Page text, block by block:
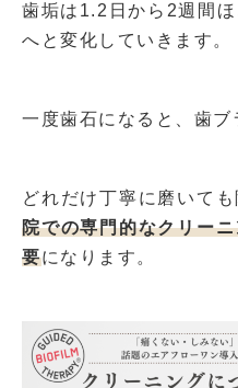
歯垢は1.2日から2週間
へと変化していきます。
一度歯石になると、歯ブ
どれだけ丁寧に磨いても
院での専門的なクリー
要になります。